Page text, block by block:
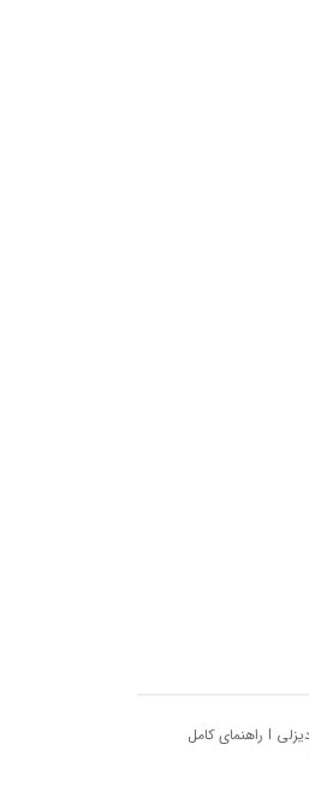
سهمیه کارت سوخت ناوگان دیزلی I راهنمای کامل